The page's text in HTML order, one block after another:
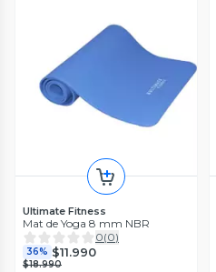
Ultimate Fitness
Mat de Yoga 8 mm NBR
0(0)
36% $11.990
$18.990